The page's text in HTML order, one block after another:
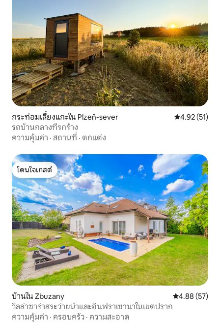
กระท่อมเลี้ยงแกะใน Plzeň-sever คะแนนเฉลี่ย
4.92 (51)
รถบ้านกลางที่รกร้าง
ความคุ้มค่า · สถานที่ · ตกแต่ง
โดนใจเกสต์
โดนใจเกสต์
บ้านใน Zbuzany คะแนนเฉลี่ย
4.88 (57)
วิลล่าซาร่าสระว่ายน้ำและอินฟราเซานาในเขตปราก
ความคุ้มค่า · ครอบครัว · ความสะอาด